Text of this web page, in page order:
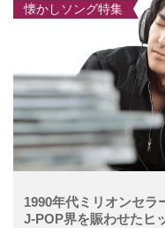
1990年代ミリオンセラ
J-POP界を賑わせたヒ
懐かしソング特集